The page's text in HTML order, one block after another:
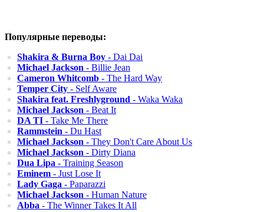
Популярные переводы:
Shakira & Burna Boy - Dai Dai
Michael Jackson - Billie Jean
Cameron Whitcomb - The Hard Way
Temper City - Self Aware
Shakira feat. Freshlyground - Waka Waka
Michael Jackson - Beat It
DA TI - Take Me There
Rammstein - Du Hast
Michael Jackson - They Don't Care About Us
Michael Jackson - Dirty Diana
Dua Lipa - Training Season
Eminem - Just Lose It
Lady Gaga - Paparazzi
Michael Jackson - Human Nature
Abba - The Winner Takes It All